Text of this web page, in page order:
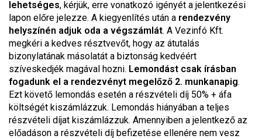
lehetséges, kérjük, erre vonatkozó igényét a jelentkezési
lapon előre jelezze. A kiegyenlítés után a rendezvény
helyszínén adjuk oda a végszámlát. A Vezinfó Kft.
megkéri a kedves résztvevőt, hogy az átutalás
bizonylatának másolatát a biztonság kedvéért
szíveskedjék magával hozni. Lemondást csak írásban
fogadunk el a rendezvényt megelőző 2. munkanapig.
Ezt követő lemondás esetén a részvételi díj 50% + áfa
költségét kiszámlázzuk. Lemondás hiányában a teljes
részvételi díjat kiszámlázzuk. Amennyiben a jelentkező az
előadáson a részvételi díj befizetése ellenére nem vesz